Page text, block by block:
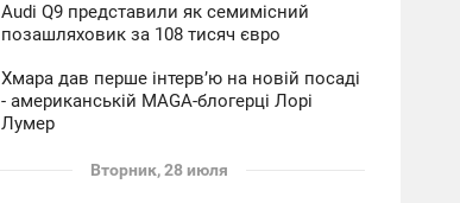
Audi Q9 представили як семимісний
позашляховик за 108 тисяч євро
Хмара дав перше інтервʼю на новій посаді
- американській MAGA-блогерці Лорі
Лумер
Вторник, 28 июля